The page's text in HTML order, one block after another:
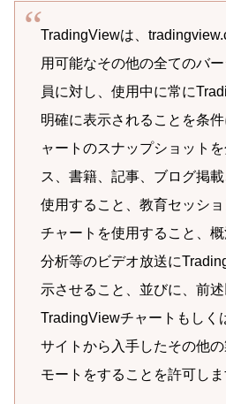
TradingViewは、
用可能なその他の全てのバ
員に対し、使用中に常に
明確に表示されることを条
ャートのスナップショット
ス、書籍、記事、ブログ掲
使用すること、教育セッシ
チャートを使用すること、概
分析等のビデオ放送に
示させること、並びに、前
TradingViewチャートもしく
サイトから入手したその他
モートをすることを許可しま